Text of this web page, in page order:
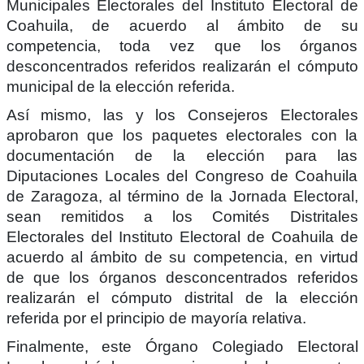
Municipales Electorales del Instituto Electoral de
Coahuila, de acuerdo al ámbito de su
competencia, toda vez que los órganos
desconcentrados referidos realizarán el cómputo
municipal de la elección referida.
Así mismo, las y los Consejeros Electorales
aprobaron que los paquetes electorales con la
documentación de la elección para las
Diputaciones Locales del Congreso de Coahuila
de Zaragoza, al término de la Jornada Electoral,
sean remitidos a los Comités Distritales
Electorales del Instituto Electoral de Coahuila de
acuerdo al ámbito de su competencia, en virtud
de que los órganos desconcentrados referidos
realizarán el cómputo distrital de la elección
referida por el principio de mayoría relativa.
Finalmente, este Órgano Colegiado Electoral